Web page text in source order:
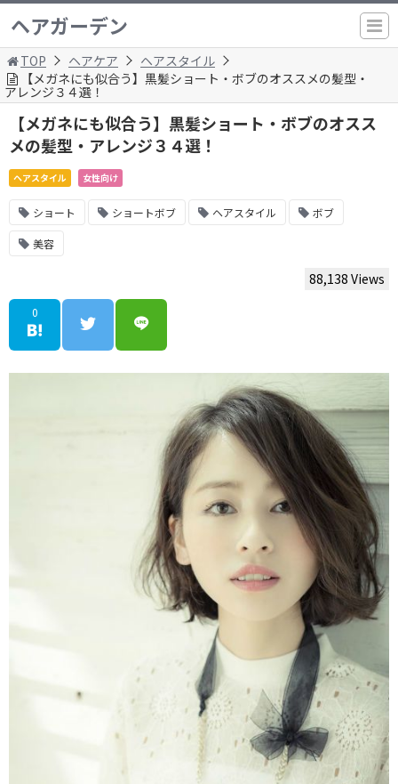
ヘアガーデン
TOP ヘアケア
ヘアスタイル
【メガネにも似合う】黒髪ショート・ボブのオススメの髪型・
アレンジ３４選！
【メガネにも似合う】黒髪ショート・ボブのオスス
メの髪型・アレンジ３４選！
ヘアスタイル 女性向け
ショート ショートボブ ヘアスタイル ボブ
美容
88,138 Views
0